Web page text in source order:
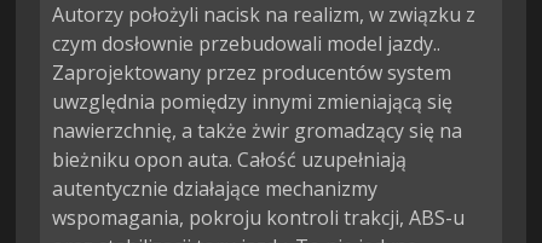
Autorzy położyli nacisk na realizm, w związku z
czym dosłownie przebudowali model jazdy..
Zaprojektowany przez producentów system
uwzględnia pomiędzy innymi zmieniającą się
nawierzchnię, a także żwir gromadzący się na
bieżniku opon auta. Całość uzupełniają
autentycznie działające mechanizmy
wspomagania, pokroju kontroli trakcji, ABS-u